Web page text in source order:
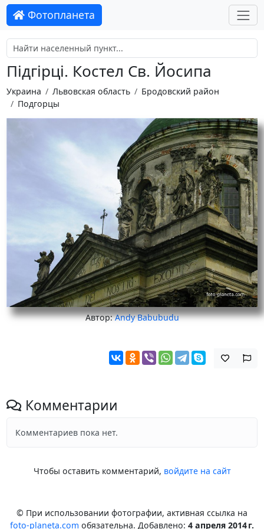
Фотопланета
Підгірці. Костел Св. Йосипа
Украина Львовская область
Бродовский район
Подгорцы
Автор:Andy Babubudu
Комментарии
Комментариев пока нет.
Чтобы оставить комментарий, войдите на сайт
© При использовании фотографии, активная ссылка на
foto-planeta.com обязательна. Добавлено: 4 апреля 2014 г.